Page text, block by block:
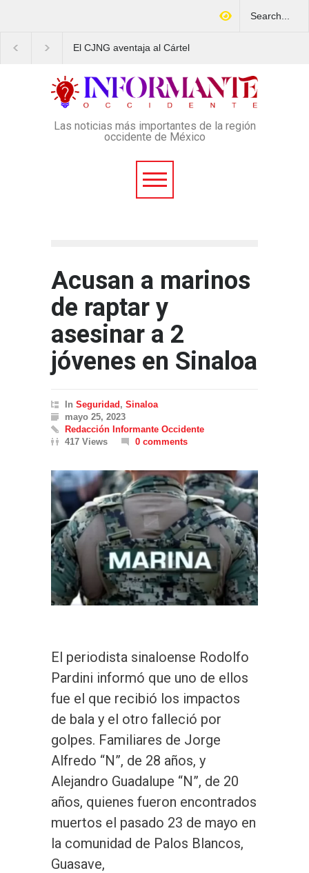
El CJNG aventaja al Cártel
Montenegro
esquema Ponzi con
4 mil afectados
Las noticias más importantes de la región
occidente de México
Acusan a marinos
de raptar y
asesinar a 2
jóvenes en Sinaloa
In Seguridad , Sinaloa
mayo 25, 2023
Redacción Informante Occidente
417 Views
0 comments
El periodista sinaloense Rodolfo
Pardini informó que uno de ellos
fue el que recibió los impactos
de bala y el otro falleció por
golpes. Familiares de Jorge
Alfredo “N”, de 28 años, y
Alejandro Guadalupe “N”, de 20
años, quienes fueron encontrados
muertos el pasado 23 de mayo en
la comunidad de Palos Blancos,
Guasave,